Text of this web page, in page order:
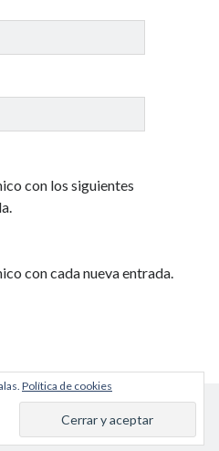
con los siguientes
con cada nueva entrada.
Política de cookies